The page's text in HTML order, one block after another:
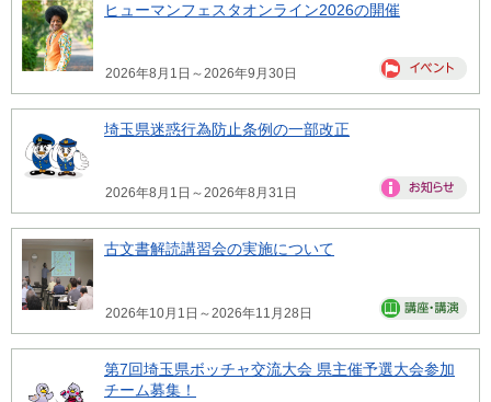
ヒューマンフェスタオンライン2026の開催
2026年8月1日～2026年9月30日
埼玉県迷惑行為防止条例の一部改正
2026年8月1日～2026年8月31日
古文書解読講習会の実施について
2026年10月1日～2026年11月28日
第7回埼玉県ボッチャ交流大会 県主催予選大会参加
チーム募集！